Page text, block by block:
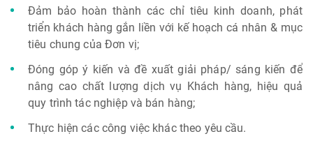
Đảm bảo hoàn thành các chỉ tiêu kinh doanh, phát
triển khách hàng gắn liền với kế hoạch cá nhân & mục
tiêu chung của Đơn vị;
Đóng góp ý kiến và đề xuất giải pháp/ sáng kiến để
nâng cao chất lượng dịch vụ Khách hàng, hiệu quả
quy trình tác nghiệp và bán hàng;
Thực hiện các công việc khác theo yêu cầu.